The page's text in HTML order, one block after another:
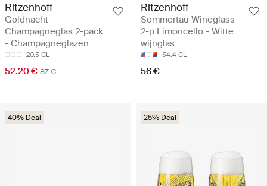
Ritzenhoff
Goldnacht
Champagneglas 2-pack
- Champagneglazen
20.5 CL
52.20 € 87 €
Ritzenhoff
Sommertau Wineglass
2-p Limoncello - Witte
wijnglas
54.4 CL
56 €
40% Deal 25% Deal